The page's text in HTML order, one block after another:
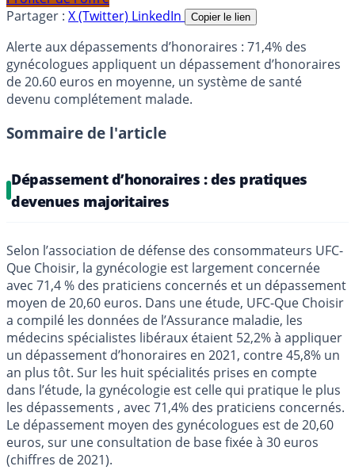
Partager : X (Twitter) LinkedIn Copier le lien
Alerte aux dépassements d’honoraires : 71,4% des
gynécologues appliquent un dépassement d’honoraires
de 20.60 euros en moyenne, un système de santé
devenu complétement malade.
Sommaire de l'article
Dépassement d’honoraires : des pratiques
devenues majoritaires
Selon l’association de défense des consommateurs UFC-
Que Choisir, la gynécologie est largement concernée
avec 71,4 % des praticiens concernés et un dépassement
moyen de 20,60 euros. Dans une étude, UFC-Que Choisir
a compilé les données de l’Assurance maladie, les
médecins spécialistes libéraux étaient 52,2% à appliquer
un dépassement d’honoraires en 2021, contre 45,8% un
an plus tôt. Sur les huit spécialités prises en compte
dans l’étude, la gynécologie est celle qui pratique le plus
les dépassements , avec 71,4% des praticiens concernés.
Le dépassement moyen des gynécologues est de 20,60
euros, sur une consultation de base fixée à 30 euros
(chiffres de 2021).